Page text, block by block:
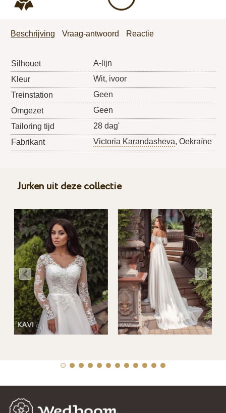
Beschrijving Vraag-antwoord Reactie
Silhouet
A-lijn
Kleur
Wit, ivoor
Treinstation
Geen
Omgezet
Geen
Tailoring tijd
28 dag'
Fabrikant
Victoria Karandasheva, Oekraïne
Jurken uit deze collectie